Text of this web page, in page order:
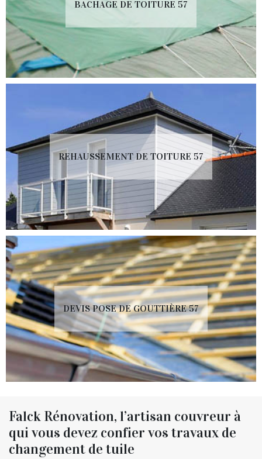
BACHAGE DE TOITURE 57
REHAUSSEMENT DE TOITURE 57
DEVIS POSE DE GOUTTIÈRE 57
Falck Rénovation, l’artisan couvreur à
qui vous devez confier vos travaux de
changement de tuile